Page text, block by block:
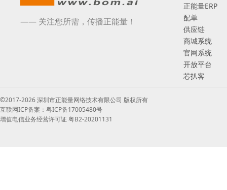
—— 关注您所需，传播正能量！
正能量ERP
配单
供应链
商城系统
官网系统
开放平台
芯扒客
©2017-2026 深圳市正能量网络技术有限公司 版权所有
互联网ICP备案：粤ICP备17005480号
增值电信业务经营许可证 粤B2-20201131